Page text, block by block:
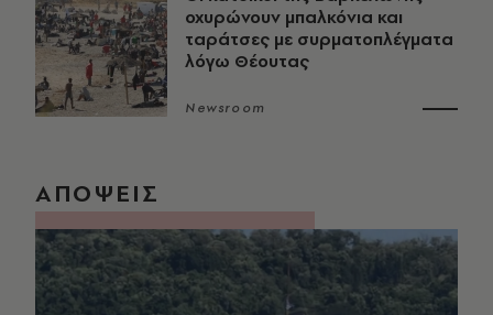
οχυρώνουν μπαλκόνια και
ταράτσες με συρματοπλέγματα
λόγω Θέουτας
Newsroom
ΑΠΟΨΕΙΣ